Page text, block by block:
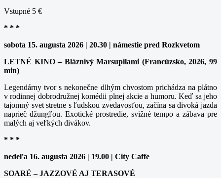
Vstupné 5 €
* * *
sobota 15. augusta 2026 | 20.30 | námestie pred Rozkvetom
LETNÉ KINO – Bláznivý Marsupilami (Francúzsko, 2026, 99
min)
Legendárny tvor s nekonečne dlhým chvostom prichádza na plátno
v rodinnej dobrodružnej komédii plnej akcie a humoru. Keď sa jeho
tajomný svet stretne s ľudskou zvedavosťou, začína sa divoká jazda
naprieč džungľou. Exotické prostredie, svižné tempo a zábava pre
malých aj veľkých divákov.
* * *
nedeľa 16. augusta 2026 | 19.00 | City Caffe
SOARÉ – JAZZOVÉ AJ TERASOVÉ